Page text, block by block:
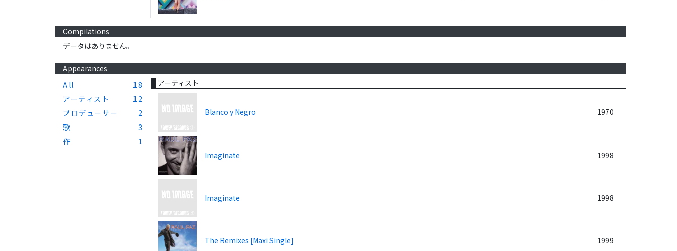
Compilations
データはありません。
Appearances
All
18
アーティスト
12
プロデューサー
2
歌
3
作
1
アーティスト
Blanco y Negro 1970
Imaginate 1998
Imaginate 1998
The Remixes [Maxi Single] 1999